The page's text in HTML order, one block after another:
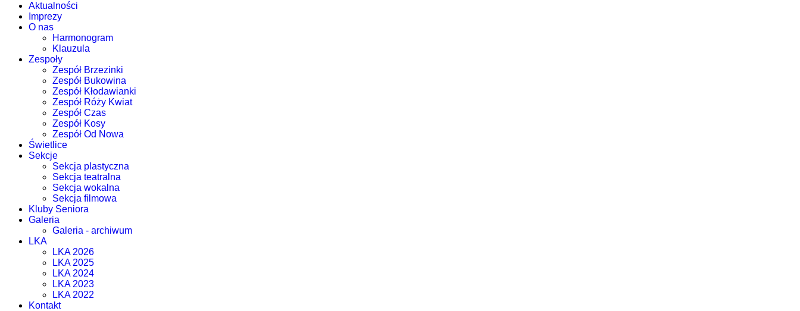
Aktualności
Imprezy
O nas
Harmonogram
Klauzula
Zespoły
Zespół Brzezinki
Zespół Bukowina
Zespół Kłodawianki
Zespół Róży Kwiat
Zespół Czas
Zespół Kosy
Zespół Od Nowa
Świetlice
Sekcje
Sekcja plastyczna
Sekcja teatralna
Sekcja wokalna
Sekcja filmowa
Kluby Seniora
Galeria
Galeria - archiwum
LKA
LKA 2026
LKA 2025
LKA 2024
LKA 2023
LKA 2022
Kontakt